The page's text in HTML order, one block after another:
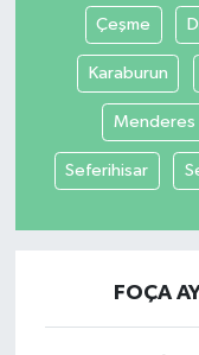
Çeşme
Karaburun
Menderes
Seferihisar
FOÇA
TEKNOLOJİ
TURİZM
VİDEO HABER
YAŞAM